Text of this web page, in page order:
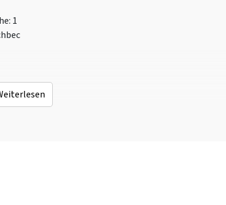
Bahnhof
Golfplatz
: 1